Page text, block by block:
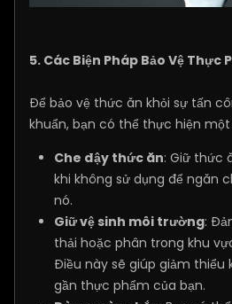
5. Các Biện Pháp Bảo Vệ Thực
Để bảo vệ thức ăn khỏi sự tấn
khuẩn, bạn có thể thực hiện
Che đậy thức ăn: Giữ thức
khi không sử dụng để ngăn
nó.
Giữ vệ sinh môi trường:
thải hoặc phân trong khu
Điều này sẽ giúp giảm thiểu
gần thực phẩm của bạn.